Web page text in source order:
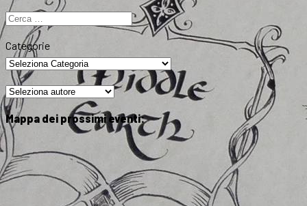
Ricerca
Categorie
Mappa dei prossimi eventi: